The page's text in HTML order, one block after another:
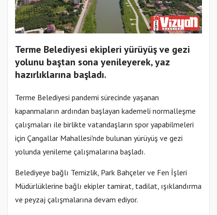
Terme Belediyesi ekipleri yürüyüş ve gezi
yolunu baştan sona yenileyerek, yaz
hazırlıklarına başladı.
Terme Belediyesi pandemi sürecinde yaşanan
kapanmaların ardından başlayan kademeli normalleşme
çalışmaları ile birlikte vatandaşların spor yapabilmeleri
için Çangallar Mahallesi'nde bulunan yürüyüş ve gezi
yolunda yenileme çalışmalarına başladı.
Belediyeye bağlı Temizlik, Park Bahçeler ve Fen İşleri
Müdürlüklerine bağlı ekipler tamirat, tadilat, ışıklandırma
ve peyzaj çalışmalarına devam ediyor.